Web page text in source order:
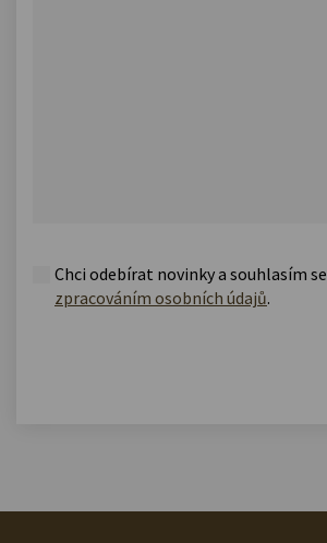
Chci odebírat novinky a souhlasím se
zpracováním osobních údajů.